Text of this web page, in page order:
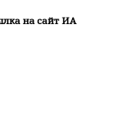
на сайт ИА